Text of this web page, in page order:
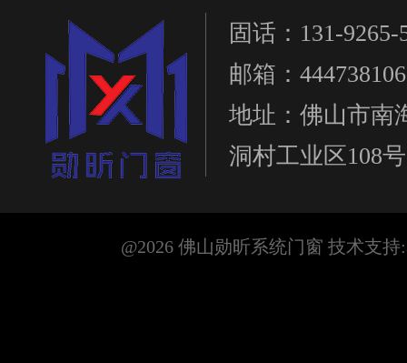
固话：131-9265-
邮箱：
地址：佛山市南
洞村工业区108号
@2026 佛山勋昕系统门窗 技术支持: